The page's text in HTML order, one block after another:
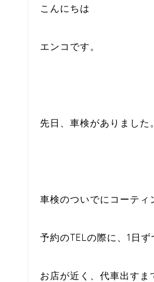
こんにちは
エンコです。
先日、車検がありました。
車検のついでにコーティ
予約のTELの際に、1日
お店が近く、代車出す